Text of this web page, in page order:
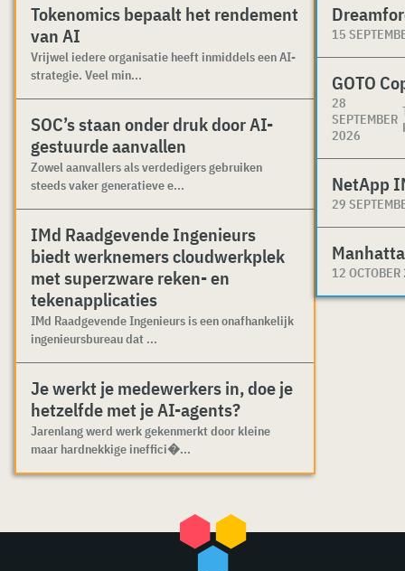
Tokenomics bepaalt het rendement
van AI
Vrijwel iedere organisatie heeft inmiddels een AI-
strategie. Veel min...
SOC’s staan onder druk door AI-
gestuurde aanvallen
Zowel aanvallers als verdedigers gebruiken
steeds vaker generatieve e...
IMd Raadgevende Ingenieurs
biedt werknemers cloudwerkplek
met superzware reken- en
tekenapplicaties
IMd Raadgevende Ingenieurs is een onafhankelijk
ingenieursbureau dat ...
Je werkt je medewerkers in, doe je
hetzelfde met je AI-agents?
Jarenlang werd werk gekenmerkt door kleine
maar hardnekkige ineffici�...
15
GOTO
28
SEPTEMBER
2026
NetApp
29
12